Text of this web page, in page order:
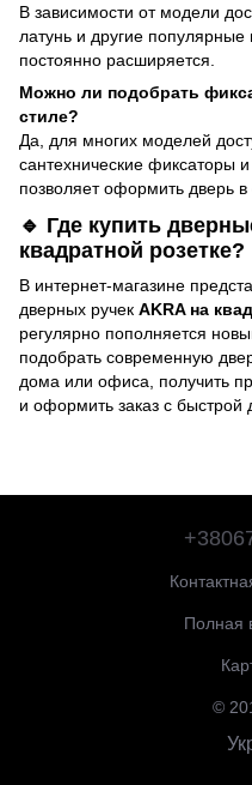
В зависимости от модели
латунь и другие
постоянно расширяется.
Можно ли подобрать
стиле?
Да, для многих моделей
сантехнические фиксаторы
позволяет оформить дверь в
🔹 Где купить
квадратной розетке?
В интернет-магазине
дверных ручек AKRA на
регулярно пополняется
подобрать современную
дома или офиса, получить
и оформить заказ с быстрой
Полная
©